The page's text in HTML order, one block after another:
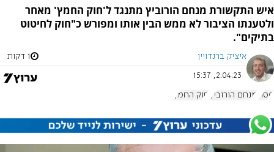
איש התקשורת מנחם הורוביץ מתנגד ל'חוק החמץ' מאחר
ולטענתו הציבור לא ממש הבין אותו ומפורש כ"חוק לחיטוט
בתיקים".
איציק ברנדויין 1 דקות
2.04.23, 15:37
פסח מנחם הורוביץ חוק החמץ